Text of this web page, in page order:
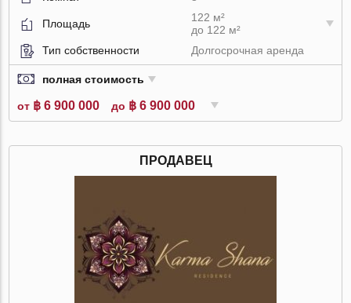
Площадь
122 м²
до 122 м²
Тип собственности
Долгосрочная аренда
полная стоимость
от ฿ 6 900 000 до ฿ 6 900 000
ПРОДАВЕЦ